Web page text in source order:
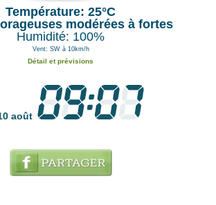
Température: 25°C
modérées à fortes
Humidité: 100%
Vent: SW à 10km/h
Détail et prévisions
août